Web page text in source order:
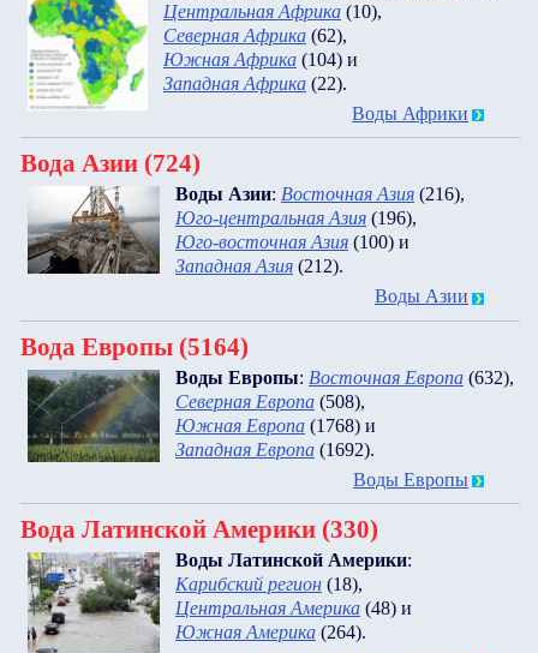
Центральная Африка (10),
Северная Африка (62),
Южная Африка (104) и
Западная Африка (22).
Воды Африки
Вода Азии (724)
Воды Азии: Восточная Азия (216),
Юго-центральная Азия (196),
Юго-восточная Азия (100) и
Западная Азия (212).
Воды Азии
Вода Европы (5164)
Воды Европы: Восточная Европа (632),
Северная Европа (508),
Южная Европа (1768) и
Западная Европа (1692).
Воды Европы
Вода Латинской Америки (330)
Воды Латинской Америки:
Карибский регион (18),
Центральная Америка (48) и
Южная Америка (264).